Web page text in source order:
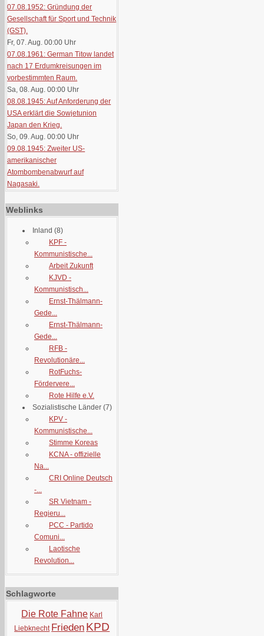
07.08.1952: Gründung der
Gesellschaft für Sport und Technik
(GST).
Fr, 07. Aug. 00:00 Uhr
07.08.1961: German Titow landet
nach 17 Erdumkreisungen im
vorbestimmten Raum.
Sa, 08. Aug. 00:00 Uhr
08.08.1945: Auf Anforderung der
USA erklärt die Sowjetunion
Japan den Krieg.
So, 09. Aug. 00:00 Uhr
09.08.1945: Zweiter US-
amerikanischer
Atombombenabwurf auf
Nagasaki.
Weblinks
Inland (8)
KPF -
Kommunistische...
Arbeit Zukunft
KJVD -
Kommunistisch...
Ernst-Thälmann-
Gede...
Ernst-Thälmann-
Gede...
RFB -
Revolutionäre...
RotFuchs-
Fördervere...
Rote Hilfe e.V.
Sozialistische Länder (7)
KPV -
Kommunistische...
Stimme Koreas
KCNA - offizielle
Na...
CRI Online Deutsch
-...
SR Vietnam -
Regieru...
PCC - Partido
Comuni...
Laotische
Revolution...
Schlagworte
Die Rote Fahne Karl
Liebknecht Frieden KPD